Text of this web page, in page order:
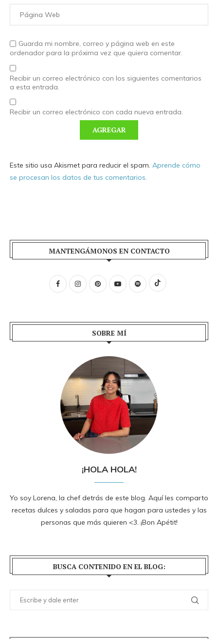
Guarda mi nombre, correo y página web en este
ordenador para la próxima vez que quiera comentar.
Recibir un correo electrónico con los siguientes comentarios
a esta entrada.
Recibir un correo electrónico con cada nueva entrada.
Este sitio usa Akismet para reducir el spam. Aprende cómo
se procesan los datos de tus comentarios.
MANTENGÁMONOS EN CONTACTO
SOBRE MÍ
¡HOLA HOLA!
Yo soy Lorena, la chef detrás de este blog. Aquí les comparto
recetas dulces y saladas para que hagan para ustedes y las
personas que más quieren <3. ¡Bon Apétit!
BUSCA CONTENIDO EN EL BLOG: